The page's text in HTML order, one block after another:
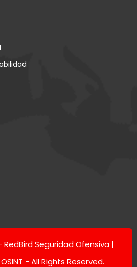
RedBird Seguridad Ofensiva |
- All Rights Reserved.